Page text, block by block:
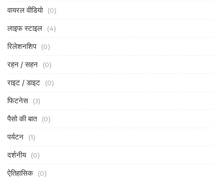
वायरल वीडियो (0)
लाइफ स्टाइल (4)
रिलेशनशिप (0)
रहन / सहन (0)
राइट / डाइट (0)
फिटनेस (3)
पैसो की बात (0)
पर्यटन (1)
दर्शनीय (0)
ऐतिहासिक (0)